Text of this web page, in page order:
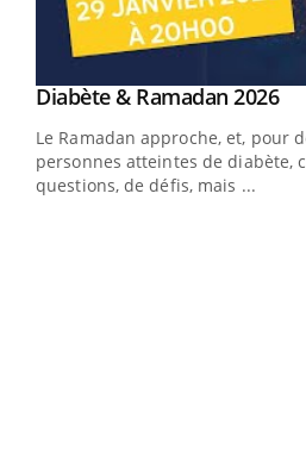
Youtube
Diabète & Ramadan 2026
Le Ramadan approche, et, pour
personnes atteintes de diabète,
questions, de défis, mais ...